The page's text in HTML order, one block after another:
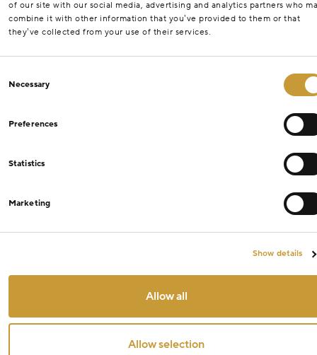
of our site with our social media, advertising and analytics partners who
combine it with other information that you’ve provided to them or that
they’ve collected from your use of their services.
Selection
Necessary
Preferences
Statistics
Marketing
Show details
Allow all
Allow selection